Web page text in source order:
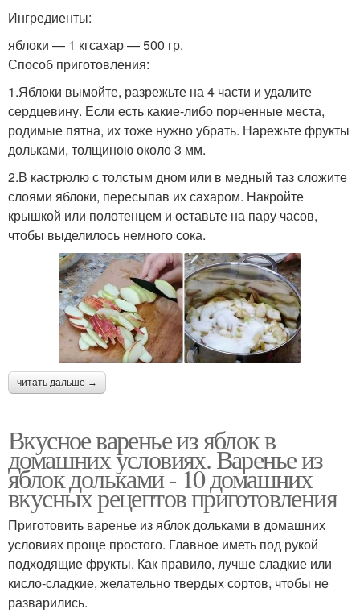
Ингредиенты:
яблоки — 1 кгсахар — 500 гр.
Способ приготовления:
1.Яблоки вымойте, разрежьте на 4 части и удалите
сердцевину. Если есть какие-либо порченные места,
родимые пятна, их тоже нужно убрать. Нарежьте фрукты
дольками, толщиною около 3 мм.
2.В кастрюлю с толстым дном или в медный таз сложите
слоями яблоки, пересыпав их сахаром. Накройте
крышкой или полотенцем и оставьте на пару часов,
чтобы выделилось немного сока.
читать дальше →
Вкусное варенье из яблок в
домашних условиях. Варенье из
яблок дольками - 10 домашних
вкусных рецептов приготовления
Приготовить варенье из яблок дольками в домашних
условиях проще простого. Главное иметь под рукой
подходящие фрукты. Как правило, лучше сладкие или
кисло-сладкие, желательно твердых сортов, чтобы не
разварились.